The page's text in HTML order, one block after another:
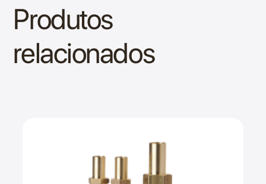
Produtos
relacionados